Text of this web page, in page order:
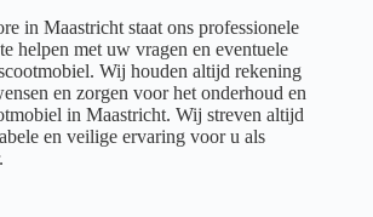
in Maastricht staat ons professionele
helpen met uw vragen en eventuele
Wij houden altijd rekening
en zorgen voor het onderhoud en
in Maastricht. Wij streven altijd
en veilige ervaring voor u als